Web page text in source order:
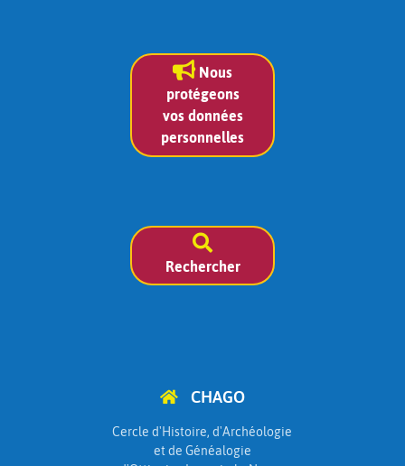
Nous
protégeons
vos données
personnelles
Rechercher
CHAGO
Cercle d'Histoire, d'Archéologie
et de Généalogie